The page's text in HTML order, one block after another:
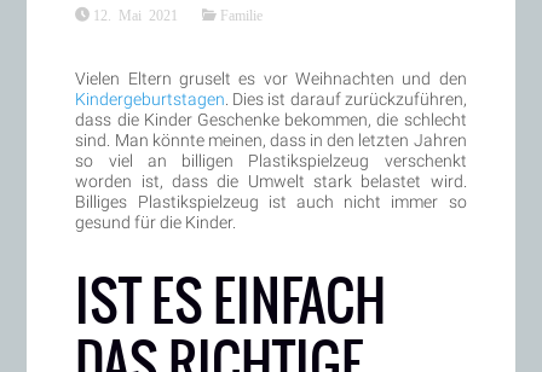
12. Mai 2021 Familie
Vielen Eltern gruselt es vor Weihnachten und den
Kindergeburtstagen . Dies ist darauf zurückzuführen,
dass die Kinder Geschenke bekommen, die schlecht
sind. Man könnte meinen, dass in den letzten Jahren
so viel an billigen Plastikspielzeug verschenkt
worden ist, dass die Umwelt stark belastet wird.
Billiges Plastikspielzeug ist auch nicht immer so
gesund für die Kinder.
IST ES EINFACH